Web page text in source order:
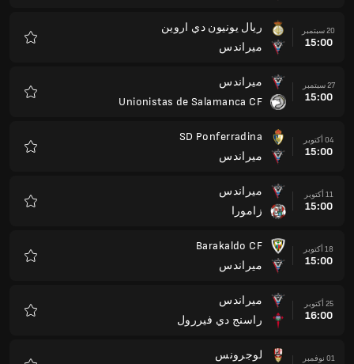
20 سبتمبر
15:00
ريال يونيون دي اروين
ميراندس
27 سبتمبر
15:00
ميراندس
Unionistas de Salamanca CF
04 أكتوبر
15:00
SD Ponferradina
ميراندس
11 أكتوبر
15:00
ميراندس
زامورا
18 أكتوبر
15:00
Barakaldo CF
ميراندس
25 أكتوبر
16:00
ميراندس
راسنج دي فيررول
01 نوفمبر
لوجرونس